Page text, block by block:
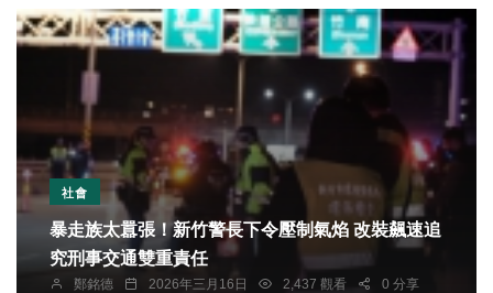
社會
暴走族太囂張！新竹警長下令壓制氣焰 改裝飆速追
究刑事交通雙重責任
鄭銘德 2026年三月16日 2,437 觀看 0 分享